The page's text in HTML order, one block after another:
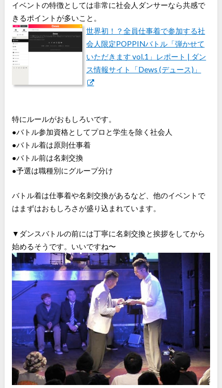
イベントの特徴としては非常に社会人ダンサーなら共感で
きるポイントが多いこと。
世界初！？全員仕事着で参加する社
会人限定POPPINバトル「弾かせて
いただきます vol.1」レポート | ダン
ス情報サイト「Dews (デュース)」
特にルールがおもしろいです。
●バトル参加資格としてプロと学生を除く社会人
●バトル着は原則仕事着
●バトル前は名刺交換
●予選は職種別にグループ分け
バトル着は仕事着や名刺交換があるなど、他のイベントで
はまずはおもしろさが盛り込まれています。
▼ダンスバトルの前には丁寧に名刺交換と挨拶をしてから
始めるそうです。いいですね〜